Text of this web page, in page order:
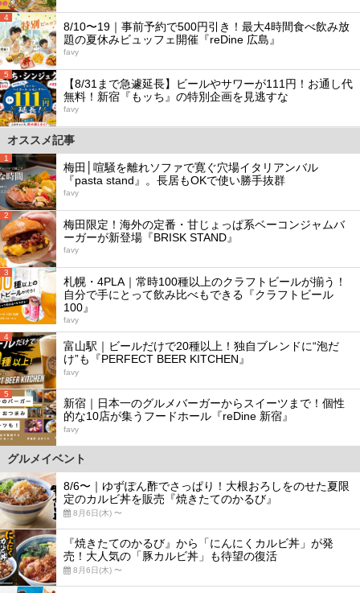
4
8/10〜19｜事前予約で500円引き！最大4時間食べ飲み放
題の夏休みビュッフェ開催『reDine 広島』
favy
5
【8/31まで急遽延長】ビールやサワーが111円！お通し代
無料！新宿『もッち』の特別企画を見逃すな
favy
オススメ記事
1
梅田│喧騒を離れソファで寛ぐ穴場イタリアンバル
『pasta stand』。長居もOKで使い勝手抜群
favy
2
梅田限定！海外の定番・甘じょっぱ系ベーコンジャムバ
ーガーが新登場『BRISK STAND』
favy
3
札幌・4PLA｜常時100種以上のクラフトビールが揃う！
自分で手にとって飲み比べもできる『クラフトビール
100』
favy
4
富山駅｜ビールだけで20種以上！独自ブレンドに“泡だ
け”も『PERFECT BEER KITCHEN』
favy
5
新宿｜日本一のグルメバーガーからスイーツまで！個性
的な10店が集うフードホール『reDine 新宿』
favy
グルメイベント
8/6〜｜ゆずぽん酢でさっぱり！大根おろしをのせた夏限
定のカルビ丼を販売『焼きたてのかるび』
8月6日(木) 〜
『焼きたてのかるび』から「にんにくカルビ丼」が発
売！大人気の「豚カルビ丼」も待望の復活
8月6日(木) 〜